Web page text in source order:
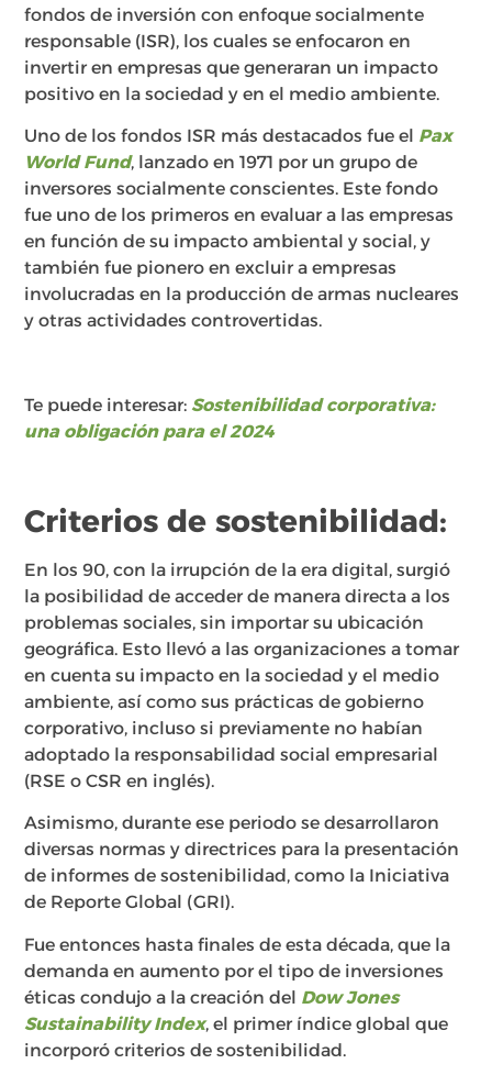
fondos de inversión con enfoque socialmente
responsable (ISR), los cuales se enfocaron en
invertir en empresas que generaran un impacto
positivo en la sociedad y en el medio ambiente.
Uno de los fondos ISR más destacados fue el Pax
World Fund, lanzado en 1971 por un grupo de
inversores socialmente conscientes. Este fondo
fue uno de los primeros en evaluar a las empresas
en función de su impacto ambiental y social, y
también fue pionero en excluir a empresas
involucradas en la producción de armas nucleares
y otras actividades controvertidas.
Te puede interesar: Sostenibilidad corporativa:
una obligación para el 2024
Criterios de sostenibilidad:
En los 90, con la irrupción de la era digital, surgió
la posibilidad de acceder de manera directa a los
problemas sociales, sin importar su ubicación
geográfica. Esto llevó a las organizaciones a tomar
en cuenta su impacto en la sociedad y el medio
ambiente, así como sus prácticas de gobierno
corporativo, incluso si previamente no habían
adoptado la responsabilidad social empresarial
(RSE o CSR en inglés).
Asimismo, durante ese periodo se desarrollaron
diversas normas y directrices para la presentación
de informes de sostenibilidad, como la Iniciativa
de Reporte Global (GRI).
Fue entonces hasta finales de esta década, que la
demanda en aumento por el tipo de inversiones
éticas condujo a la creación del Dow Jones
Sustainability Index, el primer índice global que
incorporó criterios de sostenibilidad.